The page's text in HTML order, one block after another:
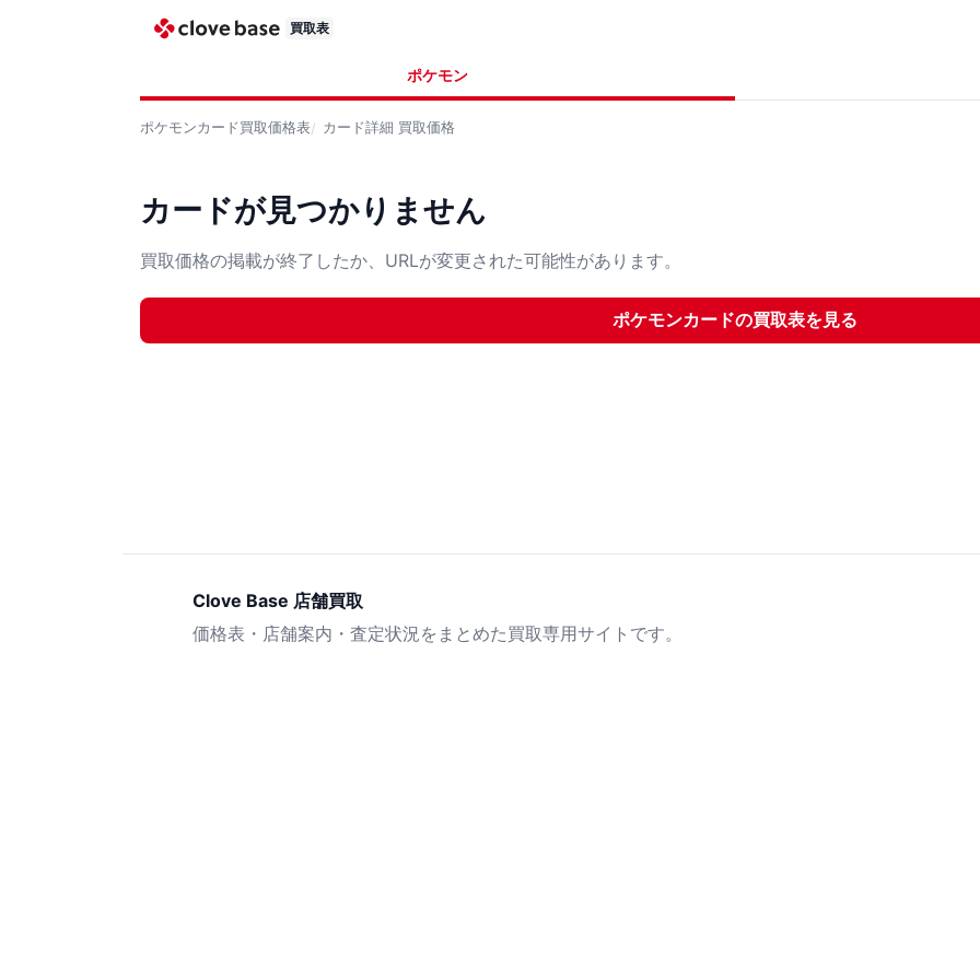
買取表
ポケモン
ポケモンカード買取価格表 カード詳細 買取価格
カードが見つかりません
買取価格の掲載が終了したか、URLが変更された可能性があります。
ポケモンカードの買取表を見る
Clove Base 店舗買取
価格表・店舗案内・査定状況をまとめた買取専用サイトです。